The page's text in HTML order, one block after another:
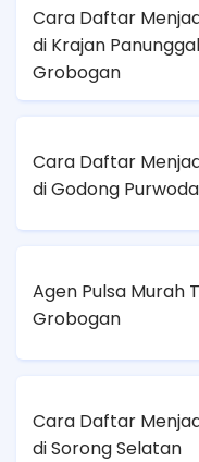
Cara Daftar
di Krajan
Grobogan
Cara Daftar
di Godong
Agen Pulsa Murah
Grobogan
Cara Daftar
di Sorong Selatan